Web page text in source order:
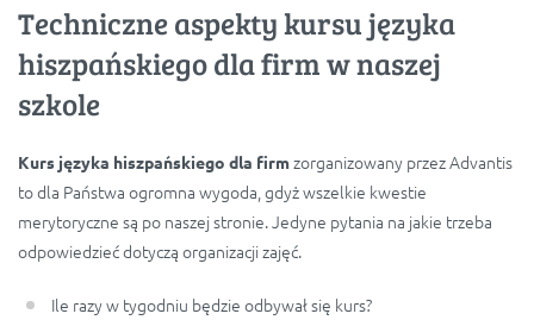
Techniczne aspekty kursu języka
hiszpańskiego dla firm w naszej
szkole
Kurs języka hiszpańskiego dla firmzorganizowany przez Advantis
to dla Państwa ogromna wygoda, gdyż wszelkie kwestie
merytoryczne są po naszej stronie. Jedyne pytania na jakie trzeba
odpowiedzieć dotyczą organizacji zajęć.
Ile razy w tygodniu będzie odbywał się kurs?